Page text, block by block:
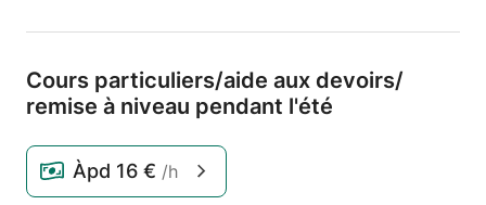
Cours particuliers/aide aux devoirs/
remise à niveau pendant l'été
Àpd 16 € /h